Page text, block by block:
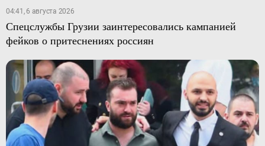
04:41, 6 августа 2026
Спецслужбы Грузии заинтересовались кампанией
фейков о притеснениях россиян